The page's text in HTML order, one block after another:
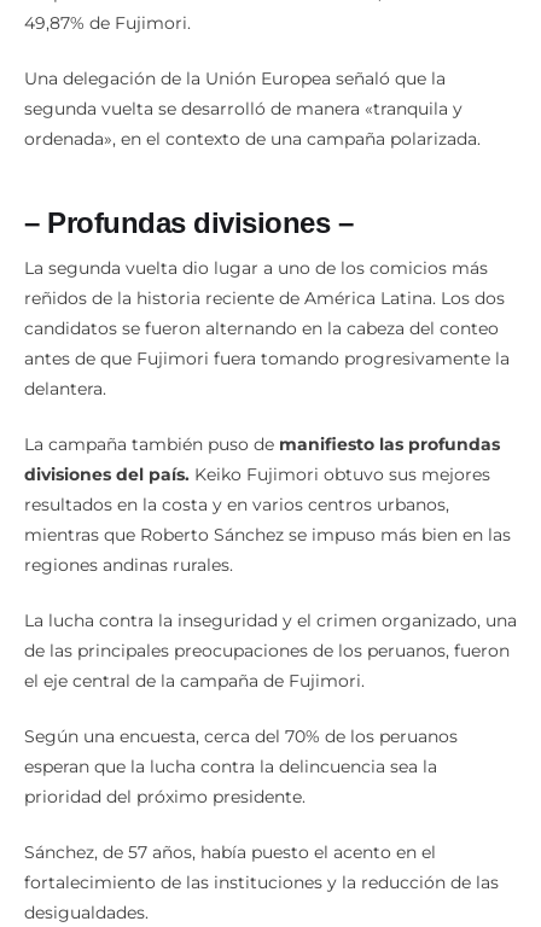
49,87% de Fujimori.
Una delegación de la Unión Europea señaló que la
segunda vuelta se desarrolló de manera «tranquila y
ordenada», en el contexto de una campaña polarizada.
– Profundas divisiones –
La segunda vuelta dio lugar a uno de los comicios más
reñidos de la historia reciente de América Latina. Los dos
candidatos se fueron alternando en la cabeza del conteo
antes de que Fujimori fuera tomando progresivamente la
delantera.
La campaña también puso de manifiesto las profundas
divisiones del país. Keiko Fujimori obtuvo sus mejores
resultados en la costa y en varios centros urbanos,
mientras que Roberto Sánchez se impuso más bien en las
regiones andinas rurales.
La lucha contra la inseguridad y el crimen organizado, una
de las principales preocupaciones de los peruanos, fueron
el eje central de la campaña de Fujimori.
Según una encuesta, cerca del 70% de los peruanos
esperan que la lucha contra la delincuencia sea la
prioridad del próximo presidente.
Sánchez, de 57 años, había puesto el acento en el
fortalecimiento de las instituciones y la reducción de las
desigualdades.